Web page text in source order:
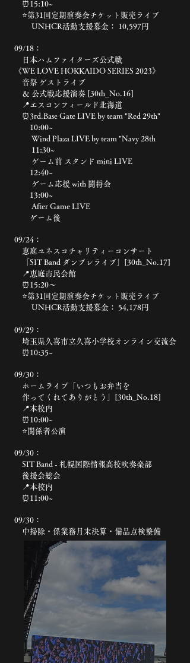
⏰15:10~
⭐️第31回定期演奏会チケット販売ライブ
UNHCR活動支援募金： 10,597円
09/18：
日本ハムファイターズ公式戦
《WE LOVE HOKKAIDO SERIES 2023》
音祭 ゲストライブ
＆ 公式戦応援演奏 [30th_No.16]
📍エスコンフィールド北海道
⏰3rd.Base Gate LIVE by team "Red 29th"
10:00~
Wind Plaza LIVE by team "Navy 28th
11:30~
ゲーム前 スタンド mini LIVE
12:40~
ゲーム応援 with 闘将会
13:00~
After Game LIVE
ゲーム後
09/24：
恵庭ユネスコチャリティーコンサート
「SIT Band ダンプレライブ」[30th_No.17]
📍恵庭市民会館
⏰15:20〜
⭐️第31回定期演奏会チケット販売ライブ
UNHCR活動支援募金： 54,178円
09/29：
埼玉県久喜市立久喜小学校オンライン交流会
⏰10:35~
09/30：
ホームライブ「いつもお弁当を
作ってくれてありがとう」[30th_No.18]
📍本校内
⏰10:00~
⭐️関係者公演
09/30：
SIT Band - 札幌国際情報高校吹奏楽部
後援会総会
📍本校内
⏰11:00~
09/30：
中掃除・係業務月末決算・備品点検整備